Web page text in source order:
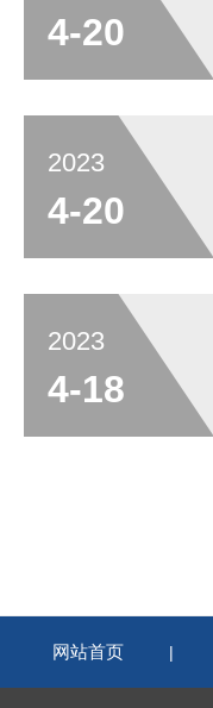
4-20
2023
4-20
2023
4-18
网站首页 |